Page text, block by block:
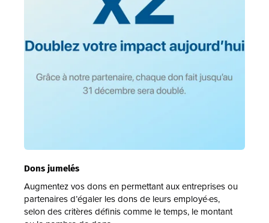
Dons jumelés
Augmentez vos dons en permettant aux entreprises ou
partenaires d’égaler les dons de leurs employé·es,
selon des critères définis comme le temps, le montant